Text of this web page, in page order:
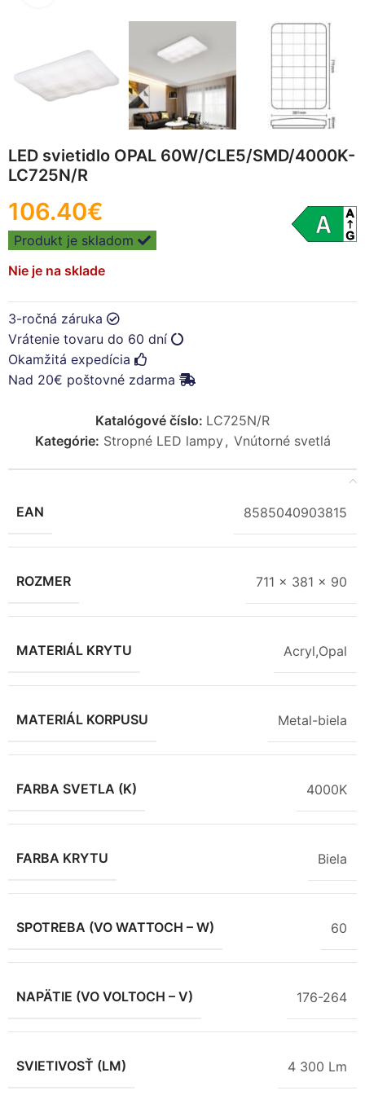
LED svietidlo OPAL 60W/CLE5/SMD/4000K-
LC725N/R
106.40€
Produkt je skladom
Nie je na sklade
3-ročná záruka
Vrátenie tovaru do 60 dní
Okamžitá expedícia
Nad 20€ poštovné zdarma
Katalógové číslo: LC725N/R
Kategórie: Stropné LED lampy, Vnútorné svetlá
EAN 8585040903815
ROZMER 711 x 381 x 90
MATERIÁL KRYTU Acryl,Opal
MATERIÁL KORPUSU Metal-biela
FARBA SVETLA (K) 4000K
FARBA KRYTU Biela
SPOTREBA (VO WATTOCH – W) 60
NAPÄTIE (VO VOLTOCH – V) 176-264
SVIETIVOSŤ (LM) 4 300 Lm